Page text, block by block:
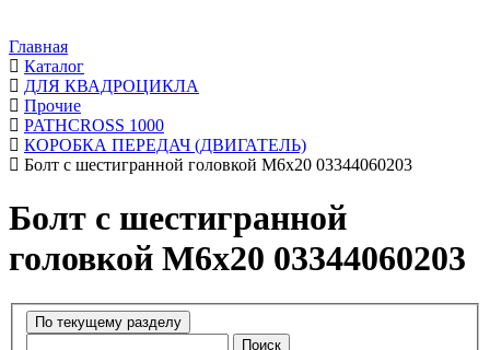
Главная
Каталог
ДЛЯ КВАДРОЦИКЛА
Прочие
PATHCROSS 1000
КОРОБКА ПЕРЕДАЧ (ДВИГАТЕЛЬ)
Болт с шестигранной головкой М6х20 03344060203
Болт с шестигранной
головкой М6х20 03344060203
Поиск